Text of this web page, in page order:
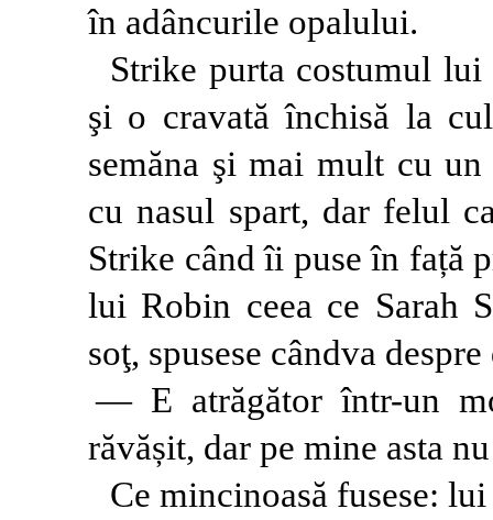
în adâncurile opalului.
Strike purta costumul lui
şi o cravată închisă la
semăna şi mai mult cu
cu nasul spart, dar felul
Strike când îi puse în față
lui Robin ceea ce Sarah
soţ, spusese cândva
— E atrăgător într-un
răvășit, dar pe mine asta
Ce mincinoasă fusese: